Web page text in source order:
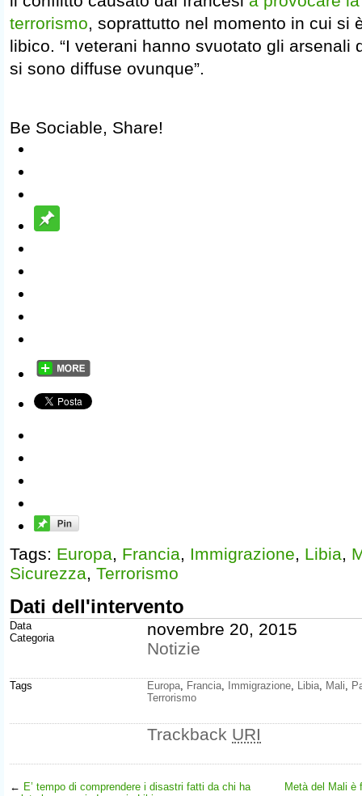
terrorismo, soprattutto nel momento in cui si
libico. “I veterani hanno svuotato gli arsenali
si sono diffuse ovunque”.
Be Sociable, Share!
Tags: Europa, Francia, Immigrazione, Libia,
Sicurezza, Terrorismo
Dati dell'intervento
Data
Categoria
novembre 20, 2015
Notizie
Tags Europa Francia Immigrazione Libia Mali
Terrorismo
Trackback URI
← E’ tempo di comprendere i disastri fatti da chi ha
Metà del Mali è